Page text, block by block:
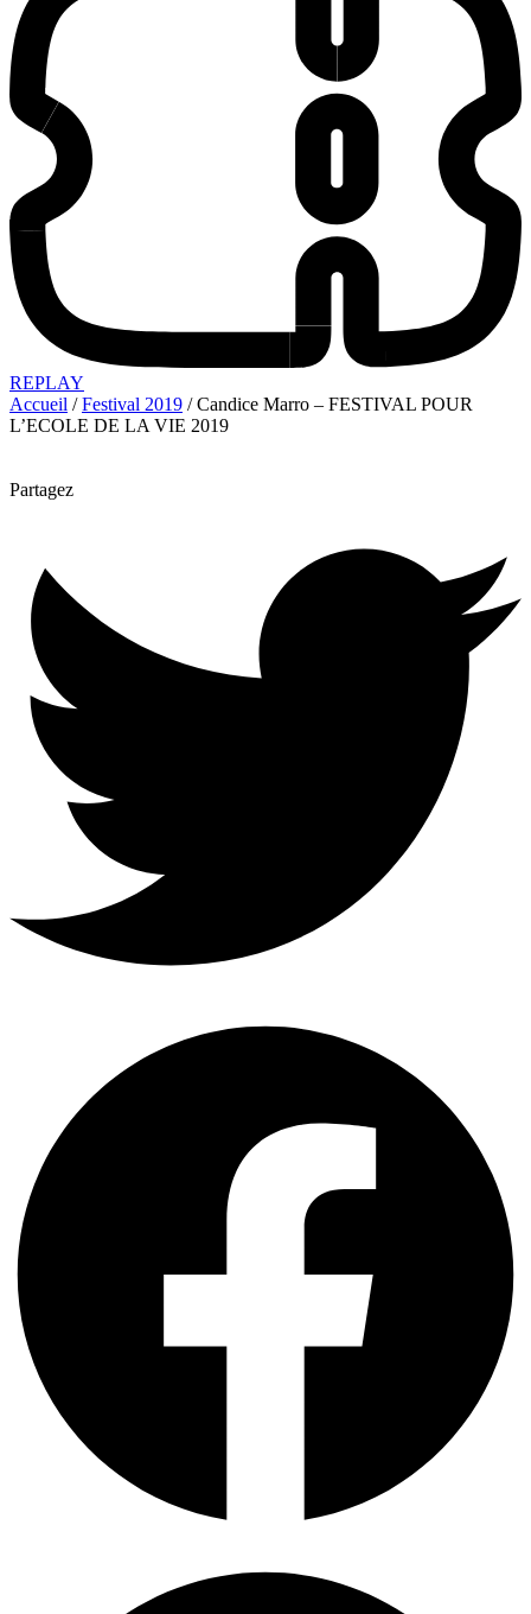
REPLAY
Accueil /Festival 2019 / Candice Marro – FESTIVAL POUR
L’ECOLE DE LA VIE 2019
Partagez